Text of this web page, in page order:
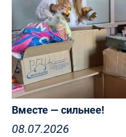
Вместе — сильнее!
08.07.2026